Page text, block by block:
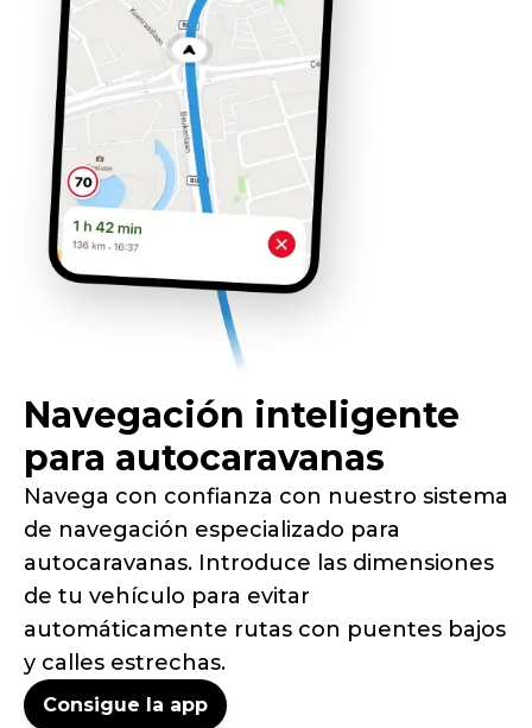
Navegación inteligente
para autocaravanas
Navega con confianza con nuestro sistema
de navegación especializado para
autocaravanas. Introduce las dimensiones
de tu vehículo para evitar
automáticamente rutas con puentes bajos
y calles estrechas.
Consigue la app